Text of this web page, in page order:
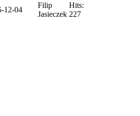
12-04
Filip
Jasieczek
Hits:
227